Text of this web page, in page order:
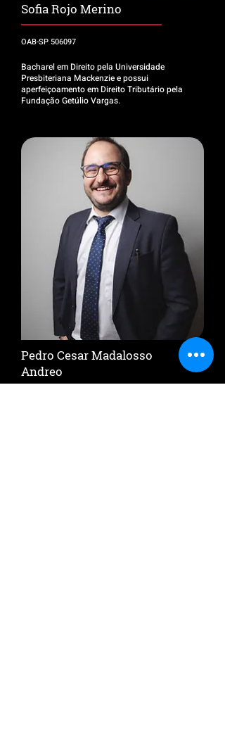
Sofia Rojo Merino
OAB-SP 506097
Bacharel em Direito pela Universidade
Presbiteriana Mackenzie e possui
aperfeiçoamento em Direito Tributário pela
Fundação Getúlio Vargas.
Pedro Cesar Madalosso
Andreo